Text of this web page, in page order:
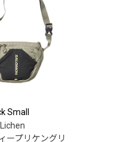
Small
ープリケングリ